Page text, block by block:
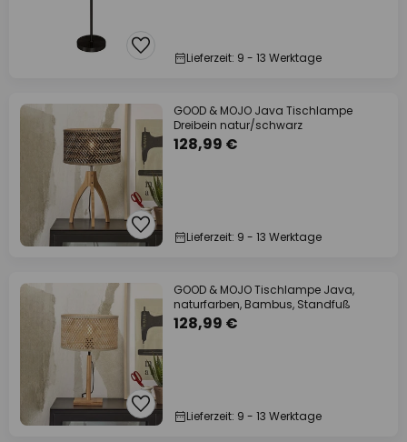
Lieferzeit: 9 - 13 Werktage
GOOD & MOJO Java Tischlampe
Dreibein natur/schwarz
128,99 €
Lieferzeit: 9 - 13 Werktage
GOOD & MOJO Tischlampe Java,
naturfarben, Bambus, Standfuß
128,99 €
Lieferzeit: 9 - 13 Werktage